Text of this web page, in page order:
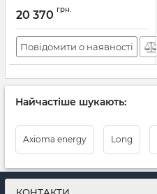
20 370 грн.
Повідомити о наявності
Найчастіше шукають:
Axioma energy Long